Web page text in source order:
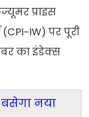
प्राइस
IW) पर पूरी
का इंडेक्स
नया